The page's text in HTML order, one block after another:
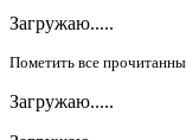
Загружаю.....
Пометить все
Загружаю.....